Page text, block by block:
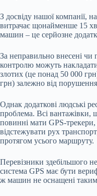
З досвіду нашої компанії,
витрачає щонайменше 15
машин – це серйозне
За неправильно внесені чи
контролю можуть
злотих (це понад 50 000
грн) залежно від
Однак додаткові людські
проблема. Всі вантажівки,
повинні мати GPS-
відстежувати рух
протягом усього маршруту.
Перевізники здебільшого
система GPS має бути
ж машин не оснащені